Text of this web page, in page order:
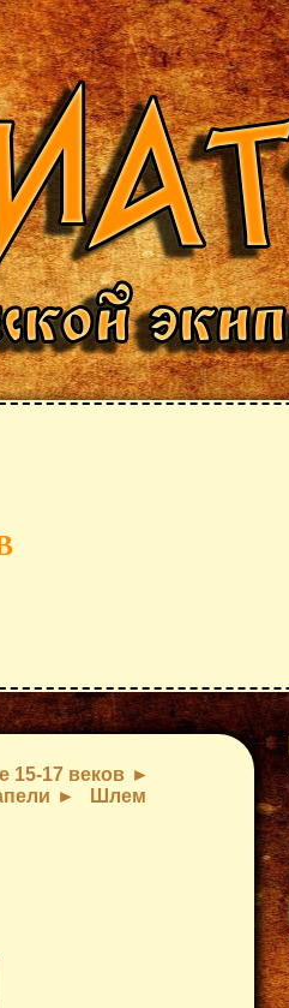
15-17 веков
Шлем